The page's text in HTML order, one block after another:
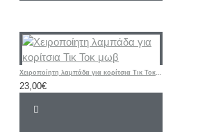
Χειροποίητη λαμπάδα για κορίτσια Τικ Τοκ μωβ
23,00€